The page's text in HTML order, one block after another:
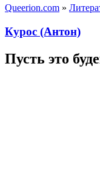
Queerion.com »
Курос (Антон)
Пусть это